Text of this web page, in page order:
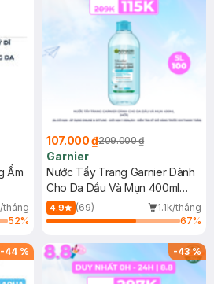
Ẩm
tháng
52%
107.000 ₫209.000 ₫
Garnier
Nước Tẩy Trang Garnier Dành
Cho Da Dầu Và Mụn 400ml
(Mới)
4.9 (69)
1.1k/tháng
67%
-44 % -43%